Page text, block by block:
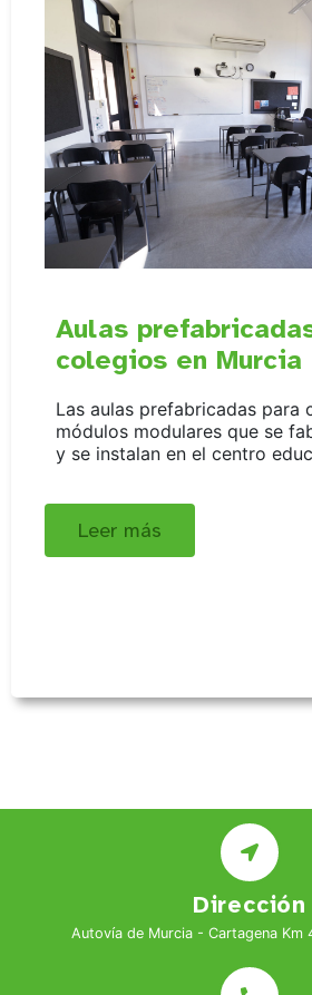
Aulas
colegios en Murcia
Las aulas prefabricadas para
módulos modulares que se
y se instalan en el centro
Leer más
Dirección
Autovía de Murcia - Cartagena Km